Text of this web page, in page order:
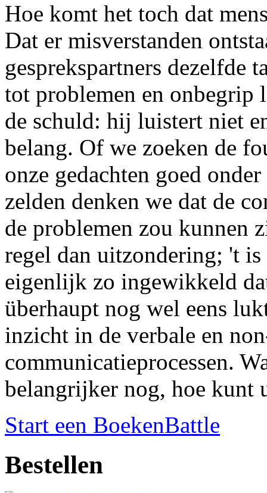
Hoe komt het toch dat
Dat er misverstanden
gesprekspartners dezelfde
tot problemen en onbegrip
de schuld: hij luistert niet
belang. Of we zoeken de
onze gedachten goed
zelden denken we dat de
de problemen zou kunnen
regel dan uitzondering; 't
eigenlijk zo ingewikkeld
überhaupt nog wel eens
inzicht in de verbale en
communicatieprocessen.
belangrijker nog, hoe kunt
Start een BoekenBattle
Bestellen